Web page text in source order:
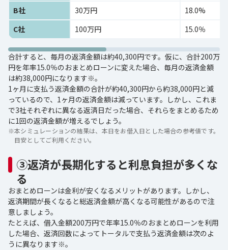
B社
30万円
18.0%
C社
100万円 15.0％
合計すると、毎月の返済金額は約40,300円です。仮に、合計200万
円を年率15.0％のおまとめローンに変えた場合、毎月の返済金額
は約38,000円になります※。
1ヶ月に支払う返済金額の合計が約40,300円から約38,000円と減
っているので、1ヶ月の返済金額は減っています。しかし、これま
で3社それぞれに異なる返済日だった場合、それらをまとめるため
に1回の返済金額が増えるでしょう。
※本シミュレーションの結果は、本日をお借入日とした場合の参考値です。
目安としてご利用ください。
③返済が長期化すると利息負担が多くな
る
おまとめローンは金利が安くなるメリットがあります。しかし、
返済期間が長くなると総返済金額が高くなる可能性があるので注
意しましょう。
たとえば、借入金額200万円で年率15.0％のおまとめローンを利用
した場合、返済回数によってトータルで支払う返済金額は次のよ
うに異なります※。